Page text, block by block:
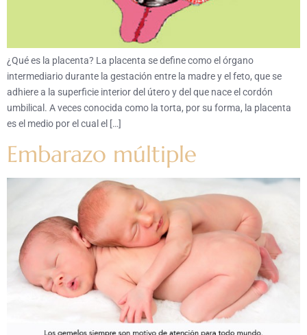
¿Qué es la placenta? La placenta se define como el órgano
intermediario durante la gestación entre la madre y el feto, que se
adhiere a la superficie interior del útero y del que nace el cordón
umbilical. A veces conocida como la torta, por su forma, la placenta
es el medio por el cual el […]
Embarazo múltiple